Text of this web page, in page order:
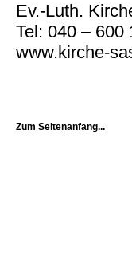
Ev.-Luth.
Tel: 040 – 600
www.kirche-
Zum Seitenanfang...